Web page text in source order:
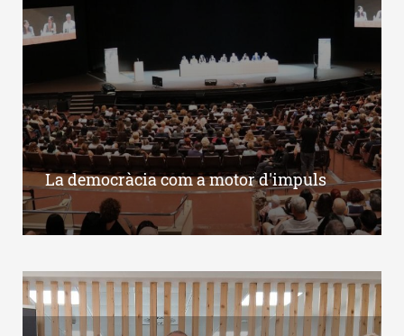
La democràcia com a motor d'impuls